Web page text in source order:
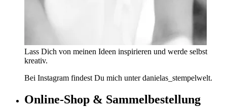
Lass Dich von meinen Ideen inspirieren und werde selbst
kreativ.
Bei Instagram findest Du mich unter danielas_stempelwelt.
Online-Shop & Sammelbestellung